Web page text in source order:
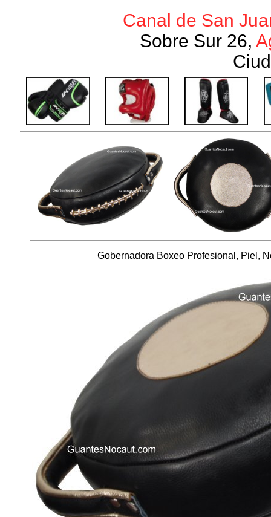
Canal de San
Sobre Sur 26,
Gobernadora Boxeo Profesional, Piel,